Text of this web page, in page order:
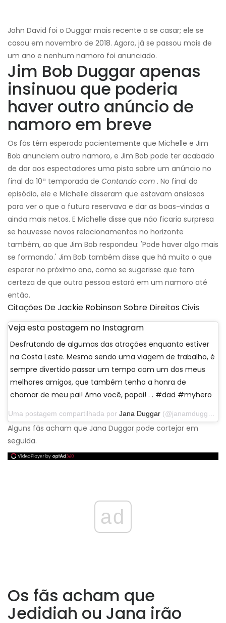
John David foi o Duggar mais recente a se casar; ele se
casou em novembro de 2018. Agora, já se passou mais de
um ano e nenhum namoro foi anunciado.
Jim Bob Duggar apenas
insinuou que poderia
haver outro anúncio de
namoro em breve
Os fãs têm esperado pacientemente que Michelle e Jim
Bob anunciem outro namoro, e Jim Bob pode ter acabado
de dar aos espectadores uma pista sobre um anúncio no
final da 10ª temporada de Contando com . No final do
episódio, ele e Michelle disseram que estavam ansiosos
para ver o que o futuro reservava e dar as boas-vindas a
ainda mais netos. E Michelle disse que não ficaria surpresa
se houvesse novos relacionamentos no horizonte
também, ao que Jim Bob respondeu: 'Pode haver algo mais
se formando.' Jim Bob também disse que há muito o que
esperar no próximo ano, como se sugerisse que tem
certeza de que outra pessoa estará em um namoro até
então.
Citações De Jackie Robinson Sobre Direitos Civis
Veja esta postagem no Instagram
Desfrutando de algumas das atrações enquanto estiver
na Costa Leste. Mesmo sendo uma viagem de trabalho, é
sempre divertido passar um tempo com um dos meus
melhores amigos, que também tenho a honra de
chamar de meu pai! Amo você, papai! . . #dad #myhero
Uma postagem compartilhada por Jana Duggar (@janamduggar) em 9 de novembro de 2019 às 13h16 PST
Alguns fãs acham que Jana Duggar pode cortejar em
seguida.
ad
Os fãs acham que
Jedidiah ou Jana irão